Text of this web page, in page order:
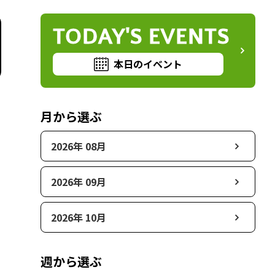
TODAY'S EVENTS
本日のイベント
月から選ぶ
2026年 08月
2026年 09月
2026年 10月
週から選ぶ